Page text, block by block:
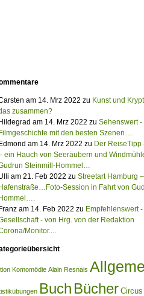
am 14. Mrz 2022 zu Kunst und
zusammen?
Hildegrad am 14. Mrz 2022 zu Sehenswert -
Filmgeschichte mit den besten Szenen….
Edmond am 14. Mrz 2022 zu Der ReiseTipp
ein Hauch von Seeräubern und
Steinmill-Hommel…
am 21. Feb 2022 zu Streetart Hamburg –
Hafenstraße…Foto-Session in Fahrt von
Hommel….
Franz am 14. Feb 2022 zu Empfehlenswert
- von Hrg. von der Redaktion
Monitor....
Komomödie Alain Resnais
Buch Bücher